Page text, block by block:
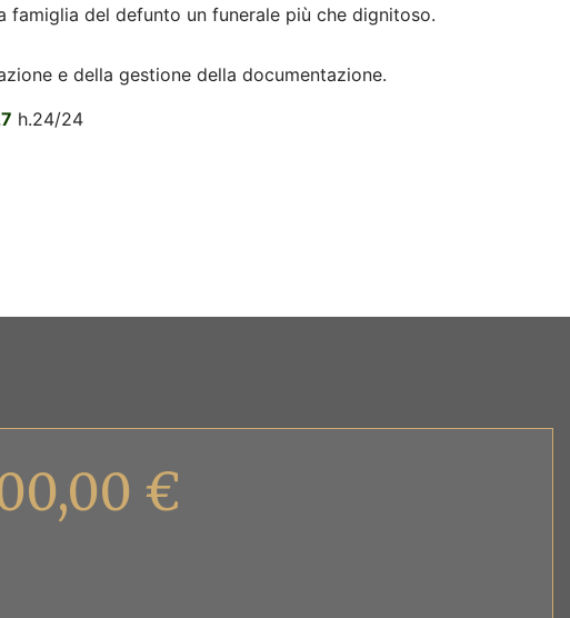
famiglia del defunto un funerale più che dignitoso.
e della gestione della documentazione.
h.24/24
€